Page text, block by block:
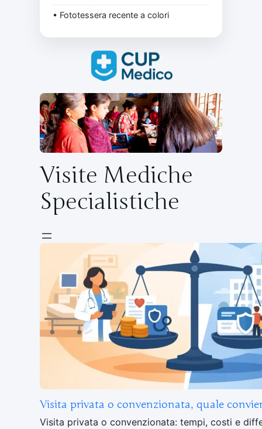
• Fototessera recente a colori
Visite Mediche
Specialistiche
Visita privata o convenzionata, quale
Visita privata o convenzionata: tempi, costi e